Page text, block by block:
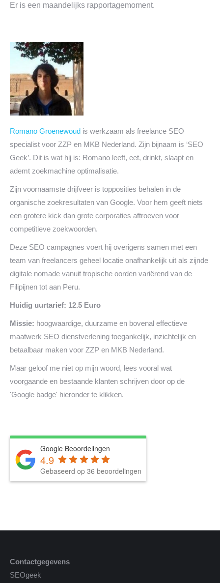
Er is een maandelijks rapportagemoment.
Romano Groenewoud is werkzaam als freelance SEO
specialist voor ZZP en MKB Nederland. Zijn bijnaam is ‘SEO
Geek’. Dit is wat hij is: Romano leeft, eet, drinkt, slaapt en
ademt zoekmachine optimalisatie.
Zijn voornaamste drijfveer is topposities behalen in de
organische zoekresultaten van Google. Voor hem geeft niets
een grotere kick dan grote corporaties aftroeven voor
competitieve zoekwoorden.
Deze SEO campagnes voert hij overigens samen met een
team van freelancers geheel locatie onafhankelijk uit als zijnde
digitale nomade vanuit tropische oorden variërend van de
Filipijnen tot aan Peru.
Huidig uurtarief: 12.5 Euro
Missie: hoogwaardige, duurzame en bovenal effectieve
maatwerk SEO dienstverlening toegankelijk, inzichtelijk en
betaalbaar maken voor ZZP en MKB Nederland.
Maar geloof me niet op mijn woord, lees vooral wat
voorgaande en bestaande klanten schrijven door op de
'Google badge' hieronder te klikken.
Google Beoordelingen
4.9
Gebaseerd op 36 beoordelingen
Contactgegevens
SEOgeek